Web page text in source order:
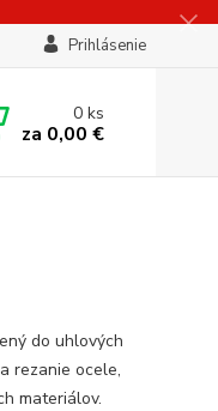
Prihlásenie
0ks
za 0,00 €
do uhlových
rezanie ocele,
materiálov.